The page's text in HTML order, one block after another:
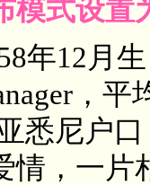
模式设
年12月
，平
悉尼户
情，一片